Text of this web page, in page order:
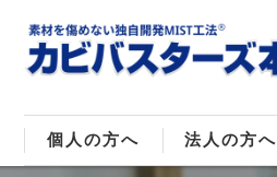
個人の方へ 法人の方へ